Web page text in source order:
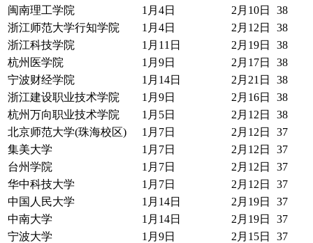
闽南理工学院
1月4日 2月10日
38
浙江师范大学行知学院
1月4日 2月12日
38
浙江科技学院
1月11日 2月19日
38
杭州医学院
1月9日 2月17日
38
宁波财经学院
1月14日 2月21日
38
浙江建设职业技术学院
1月9日 2月16日
38
杭州万向职业技术学院
1月5日 2月12日
38
北京师范大学(珠海校区)
1月7日 2月12日
37
集美大学
1月7日 2月12日
37
台州学院
1月7日 2月12日
37
华中科技大学
1月7日 2月12日
37
中国人民大学
1月14日 2月19日
37
中南大学
1月14日 2月19日
37
宁波大学
1月9日 2月15日
37